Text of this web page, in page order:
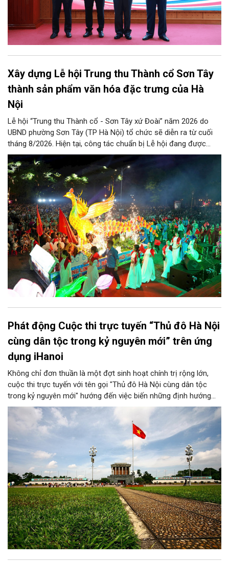
Xây dựng Lễ hội Trung thu Thành cổ Sơn Tây
thành sản phẩm văn hóa đặc trưng của Hà
Nội
Lễ hội “Trung thu Thành cổ - Sơn Tây xứ Đoài” năm 2026 do
UBND phường Sơn Tây (TP Hà Nội) tổ chức sẽ diễn ra từ cuối
tháng 8/2026. Hiện tại, công tác chuẩn bị Lễ hội đang được
chính quyền phường Sơn Tây cùng các phòng, ban, ngành, đơn
vị và 25 tổ dân phố khẩn trương triển khai, tạo khí thế sôi nổi,
sẵn sàng mang đến cho Nhân dân và du khách một mùa Trung
thu quy mô, đặc sắc và giàu bản sắc văn hóa xứ Đoài.
Phát động Cuộc thi trực tuyến “Thủ đô Hà Nội
cùng dân tộc trong kỷ nguyên mới” trên ứng
dụng iHanoi
Không chỉ đơn thuần là một đợt sinh hoạt chính trị rộng lớn,
cuộc thi trực tuyến với tên gọi "Thủ đô Hà Nội cùng dân tộc
trong kỷ nguyên mới" hướng đến việc biến những định hướng
chiến lược trong Nghị quyết số 02-NQ/TW của Bộ Chính trị
thành niềm tin, thành nhận thức chung của mỗi người dân.